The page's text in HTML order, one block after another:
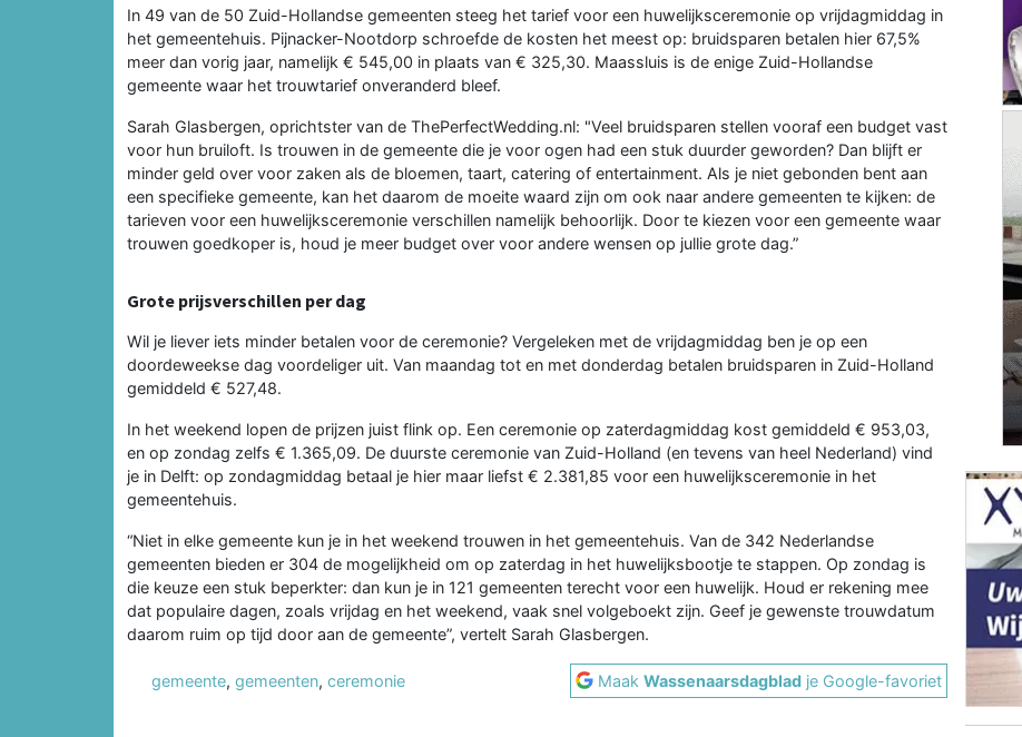
In 49 van de 50 Zuid-Hollandse gemeenten steeg het tarief voor een huwelijksceremonie op vrijdagmiddag in
het gemeentehuis. Pijnacker-Nootdorp schroefde de kosten het meest op: bruidsparen betalen hier 67,5%
meer dan vorig jaar, namelijk € 545,00 in plaats van € 325,30. Maassluis is de enige Zuid-Hollandse
gemeente waar het trouwtarief onveranderd bleef.
Sarah Glasbergen, oprichtster van de ThePerfectWedding.nl: "Veel bruidsparen stellen vooraf een budget vast
voor hun bruiloft. Is trouwen in de gemeente die je voor ogen had een stuk duurder geworden? Dan blijft er
minder geld over voor zaken als de bloemen, taart, catering of entertainment. Als je niet gebonden bent aan
een specifieke gemeente, kan het daarom de moeite waard zijn om ook naar andere gemeenten te kijken: de
tarieven voor een huwelijksceremonie verschillen namelijk behoorlijk. Door te kiezen voor een gemeente waar
trouwen goedkoper is, houd je meer budget over voor andere wensen op jullie grote dag.”
Grote prijsverschillen per dag
Wil je liever iets minder betalen voor de ceremonie? Vergeleken met de vrijdagmiddag ben je op een
doordeweekse dag voordeliger uit. Van maandag tot en met donderdag betalen bruidsparen in Zuid-Holland
gemiddeld € 527,48.
In het weekend lopen de prijzen juist flink op. Een ceremonie op zaterdagmiddag kost gemiddeld € 953,03,
en op zondag zelfs € 1.365,09. De duurste ceremonie van Zuid-Holland (en tevens van heel Nederland) vind
je in Delft: op zondagmiddag betaal je hier maar liefst € 2.381,85 voor een huwelijksceremonie in het
gemeentehuis.
“Niet in elke gemeente kun je in het weekend trouwen in het gemeentehuis. Van de 342 Nederlandse
gemeenten bieden er 304 de mogelijkheid om op zaterdag in het huwelijksbootje te stappen. Op zondag is
die keuze een stuk beperkter: dan kun je in 121 gemeenten terecht voor een huwelijk. Houd er rekening mee
dat populaire dagen, zoals vrijdag en het weekend, vaak snel volgeboekt zijn. Geef je gewenste trouwdatum
daarom ruim op tijd door aan de gemeente”, vertelt Sarah Glasbergen.
gemeente, gemeenten, ceremonie MaakWassenaarsdagblad je Google-favoriet